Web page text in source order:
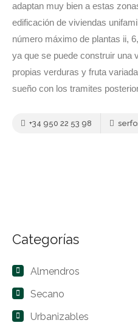
adaptan muy bien a estas
edificación de viviendas
número máximo de plantas ii,
ya que se puede construir una
propias verduras y fruta
sueño con los tramites
+34 950 22 53 98
Categorías
Almendros
Secano
Urbanizables